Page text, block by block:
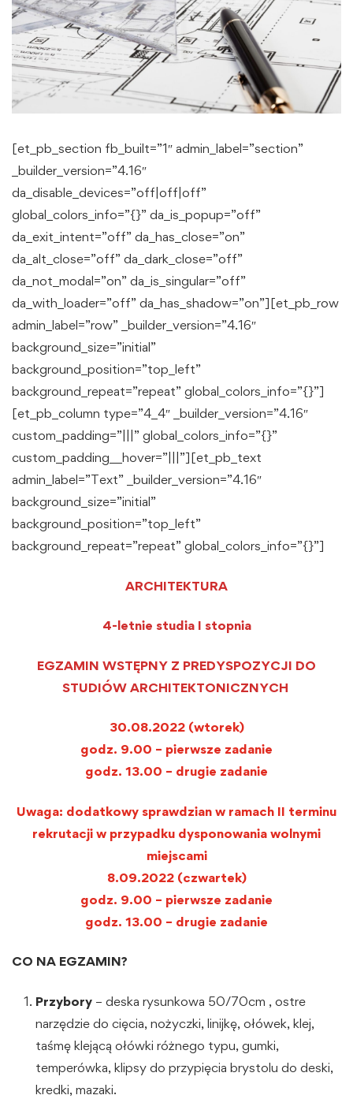
[et_pb_section fb_built=”1″ admin_label=”section”
_builder_version=”4.16″
da_disable_devices=”off|off|off”
global_colors_info=”{}” da_is_popup=”off”
da_exit_intent=”off” da_has_close=”on”
da_alt_close=”off” da_dark_close=”off”
da_not_modal=”on” da_is_singular=”off”
da_with_loader=”off” da_has_shadow=”on”][et_pb_row
admin_label=”row” _builder_version=”4.16″
background_size=”initial”
background_position=”top_left”
background_repeat=”repeat” global_colors_info=”{}”]
[et_pb_column type=”4_4″ _builder_version=”4.16″
custom_padding=”|||” global_colors_info=”{}”
custom_padding__hover=”|||”][et_pb_text
admin_label=”Text” _builder_version=”4.16″
background_size=”initial”
background_position=”top_left”
background_repeat=”repeat” global_colors_info=”{}”]
ARCHITEKTURA
4-letnie studia I stopnia
EGZAMIN WSTĘPNY Z PREDYSPOZYCJI DO
STUDIÓW ARCHITEKTONICZNYCH
30.08.2022 (wtorek)
godz. 9.00 – pierwsze zadanie
godz. 13.00 – drugie zadanie
Uwaga: dodatkowy sprawdzian w ramach II terminu
rekrutacji w przypadku dysponowania wolnymi
miejscami
8.09.2022 (czwartek)
godz. 9.00 – pierwsze zadanie
godz. 13.00 – drugie zadanie
CO NA EGZAMIN?
Przybory – deska rysunkowa 50/70cm , ostre
narzędzie do cięcia, nożyczki, linijkę, ołówek, klej,
taśmę klejącą ołówki różnego typu, gumki,
temperówka, klipsy do przypięcia brystolu do deski,
kredki, mazaki.